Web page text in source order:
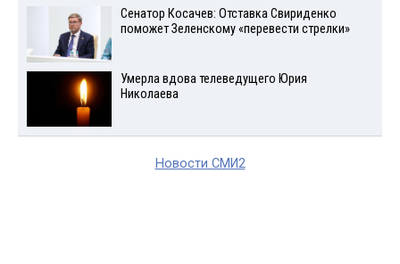
Сенатор Косачев: Отставка Свириденко
поможет Зеленскому «перевести стрелки»
Умерла вдова телеведущего Юрия
Николаева
Новости СМИ2